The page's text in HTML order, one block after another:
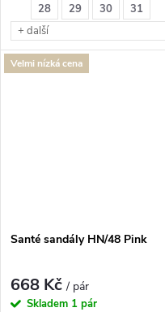
28
29 30
31
+ další
Velmi nízká cena
Santé sandály HN/48 Pink
668 Kč/ pár
Skladem 1 pár